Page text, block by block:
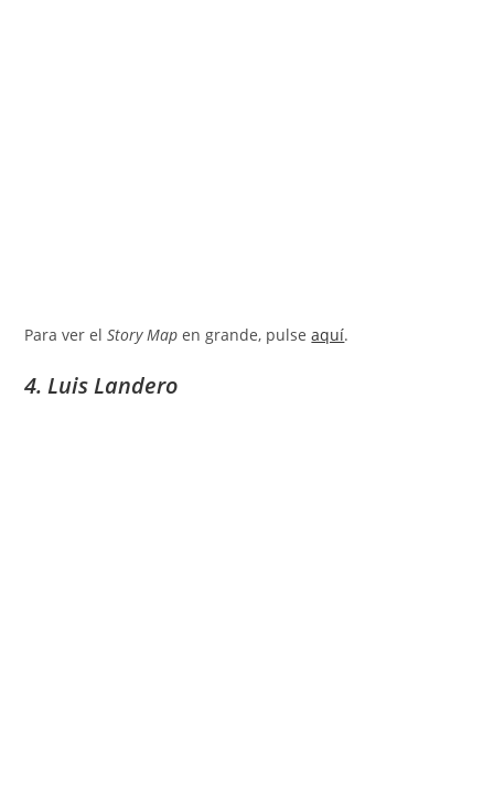
Para ver elStory Map en grande, pulseaquí.
4. Luis Landero